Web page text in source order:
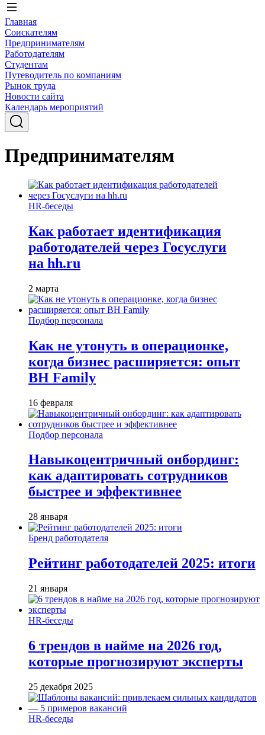
Главная
Соискателям
Предпринимателям
Работодателям
Студентам
Путеводитель по компаниям
Рынок труда
Новости сайта
Календарь мероприятий
Предпринимателям
HR-беседы
Как работает идентификация
работодателей через Госуслуги
на hh.ru
2 марта
Подбор персонала
Как не утонуть в операционке,
когда бизнес расширяется: опыт
BH Family
16 февраля
Подбор персонала
Навыкоцентричный онбординг:
как адаптировать сотрудников
быстрее и эффективнее
28 января
Бренд работодателя
Рейтинг работодателей 2025: итоги
21 января
HR-беседы
6 трендов в найме на 2026 год,
которые прогнозируют эксперты
25 декабря 2025
HR-беседы